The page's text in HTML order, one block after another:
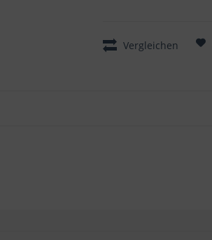
Vergleichen